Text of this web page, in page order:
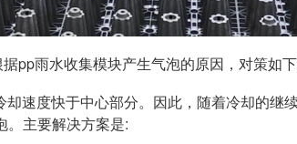
pp雨水收集模块产生气泡的原因，对策如
速度快于中心部分。因此，随着冷却的继
。主要解决方案是: